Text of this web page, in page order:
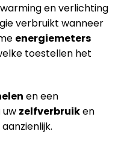
en verlichting
verbruikt wanneer
energiemeters
toestellen het
en een
zelfverbruiken
aanzienlijk.